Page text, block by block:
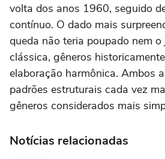
volta dos anos 1960, seguido
contínuo. O dado mais
queda não teria poupado nem
clássica, gêneros
elaboração harmônica. Ambos
padrões estruturais cada vez
gêneros considerados mais
Notícias relacionadas